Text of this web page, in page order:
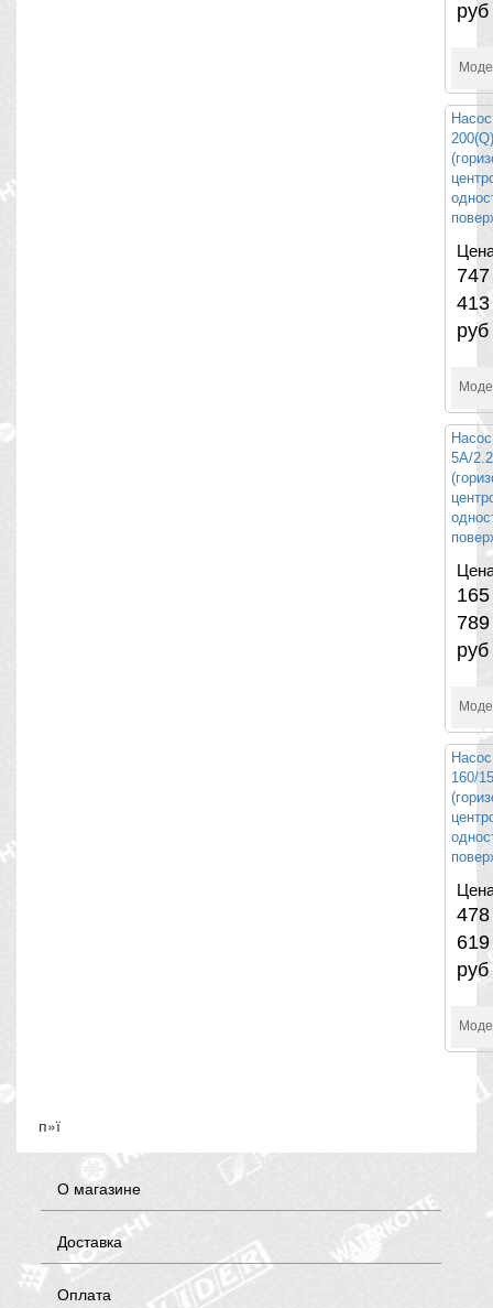
руб
747
413
руб
5A/
165
789
руб
160/
478
619
руб
п»ї
О магазине
Доставка
Оплата